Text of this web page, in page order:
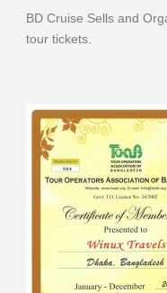
BD Cruise Sells and
tour tickets.